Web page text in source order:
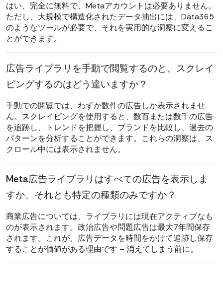
はい、完全に無料で、Metaアカウントは必要ありません。
ただし、大規模で構造化されたデータ抽出には、Data365
のようなツールが必要で、それを実用的な洞察に変えるこ
とができます。
広告ライブラリを手動で閲覧するのと、スクレイ
ピングするのはどう違いますか？
手動での閲覧では、わずか数件の広告しか表示されませ
ん。スクレイピングを使用すると、数百または数千の広告
を追跡し、トレンドを把握し、ブランドを比較し、過去の
パターンを分析することができます。これらの洞察は、ス
クロール中には表示されません。
Meta広告ライブラリはすべての広告を表示しま
すか、それとも特定の種類のみですか？
商業広告については、ライブラリには現在アクティブなも
のが表示されます。政治広告や問題広告は最大7年間保存
されます。これが、広告データを時間をかけて追跡し保存
することが価値がある理由です – 消えてしまう前に。